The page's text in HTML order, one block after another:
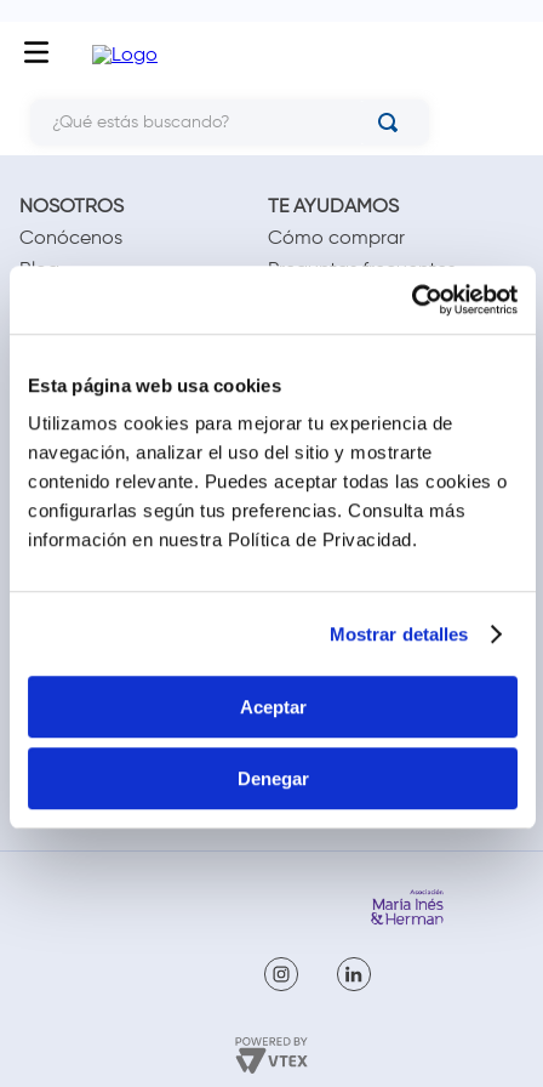
Esta página web usa cookies
Utilizamos cookies para mejorar tu experiencia de
navegación, analizar el uso del sitio y mostrarte
contenido relevante. Puedes aceptar todas las cookies o
configurarlas según tus preferencias. Consulta más
información en nuestra Política de Privacidad.
Mostrar detalles
Aceptar
Denegar
NOSOTROS
Conócenos
Blog
Ventas corporativas
TE AYUDAMOS
Cómo comprar
Preguntas frecuentes
Delivery
LEGAL
Términos y condiciones
Políticas de privacidad
Cambios y devoluciones
Legales promocionales
CALL CENTER
(01) 417-1800